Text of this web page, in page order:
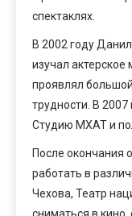
спектаклях.
В 2002 году
изучал актерское
проявлял
трудности. В
Студию МХАТ и
После окончания
работать в
Чехова, Театр
сниматься в